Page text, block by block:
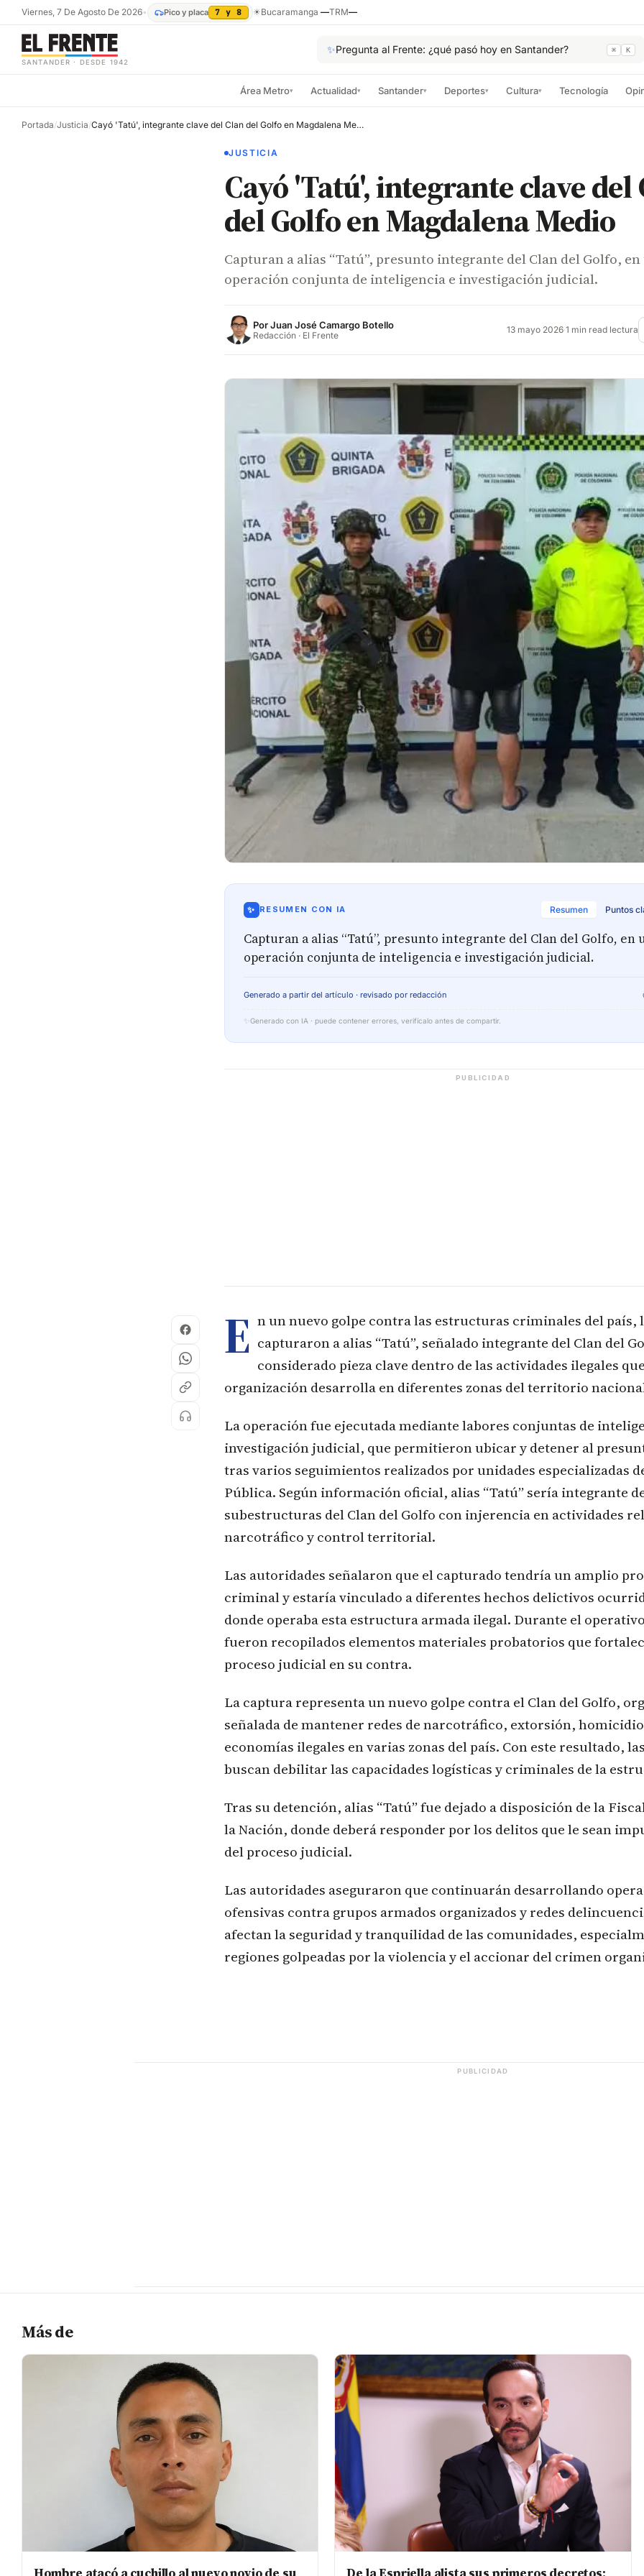
Viernes, 7 De Agosto De 2026• Pico y placa 7 y 8 ☀Bucaramanga —TRM—
SANTANDER · DESDE 1942
✨Pregunta al Frente: ¿qué pasó hoy en Santander? ⌘ K
Área Metro▾ Actualidad▾ Santander▾ Deportes▾ Cultura▾ Tecnología
Portada/Justicia/ Cayó 'Tatú', integrante clave del Clan del Golfo en Magdalena Medio
JUSTICIA
Cayó 'Tatú', integrante clave del
del Golfo en Magdalena Medio
Capturan a alias “Tatú”, presunto integrante del Clan del Golfo,
operación conjunta de inteligencia e investigación judicial.
PorJuan José Camargo Botello
Redacción · El Frente 13 mayo 2026·1 min read lectura
✨ RESUMEN CON IA Resumen Puntos
Capturan a alias “Tatú”, presunto integrante del Clan del Golfo, en
operación conjunta de inteligencia e investigación judicial.
Generado a partir del artículo · revisado por redacción
✨ Generado con IA · puede contener errores, verifícalo antes de compartir.
PUBLICIDAD
E n un nuevo golpe contra las estructuras criminales del país,
capturaron a alias “Tatú”, señalado integrante del Clan del
considerado pieza clave dentro de las actividades ilegales
organización desarrolla en diferentes zonas del territorio
La operación fue ejecutada mediante labores conjuntas de
investigación judicial, que permitieron ubicar y detener al
tras varios seguimientos realizados por unidades especializadas
Pública. Según información oficial, alias “Tatú” sería integrante
subestructuras del Clan del Golfo con injerencia en actividades
narcotráfico y control territorial.
Las autoridades señalaron que el capturado tendría un amplio
criminal y estaría vinculado a diferentes hechos delictivos
donde operaba esta estructura armada ilegal. Durante el
fueron recopilados elementos materiales probatorios que
proceso judicial en su contra.
La captura representa un nuevo golpe contra el Clan del Golfo,
señalada de mantener redes de narcotráfico, extorsión,
economías ilegales en varias zonas del país. Con este resultado,
buscan debilitar las capacidades logísticas y criminales de la
Tras su detención, alias “Tatú” fue dejado a disposición de la
la Nación, donde deberá responder por los delitos que le sean
del proceso judicial.
Las autoridades aseguraron que continuarán desarrollando
ofensivas contra grupos armados organizados y redes
afectan la seguridad y tranquilidad de las comunidades,
regiones golpeadas por la violencia y el accionar del crimen
PUBLICIDAD
Más de